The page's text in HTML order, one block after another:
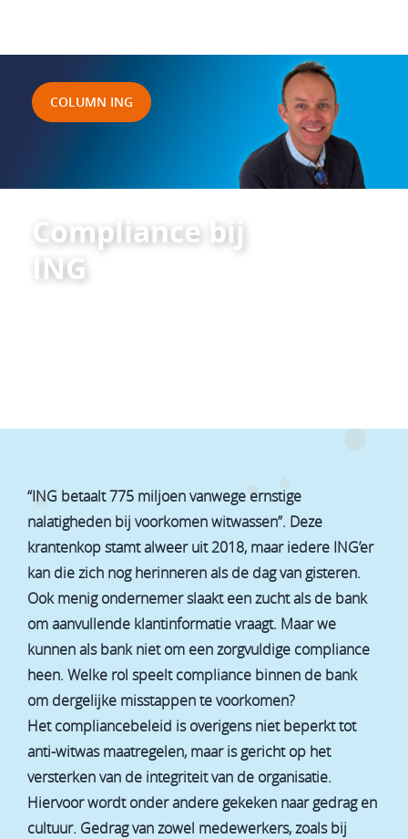
COLUMN ING
Compliance bij
ING
“ING betaalt 775 miljoen vanwege ernstige
nalatigheden bij voorkomen witwassen”. Deze
krantenkop stamt alweer uit 2018, maar iedere ING’er
kan die zich nog herinneren als de dag van gisteren.
Ook menig ondernemer slaakt een zucht als de bank
om aanvullende klantinformatie vraagt. Maar we
kunnen als bank niet om een zorgvuldige compliance
heen. Welke rol speelt compliance binnen de bank
om dergelijke misstappen te voorkomen?
Het compliancebeleid is overigens niet beperkt tot
anti-witwas maatregelen, maar is gericht op het
versterken van de integriteit van de organisatie.
Hiervoor wordt onder andere gekeken naar gedrag en
cultuur. Gedrag van zowel medewerkers, zoals bij